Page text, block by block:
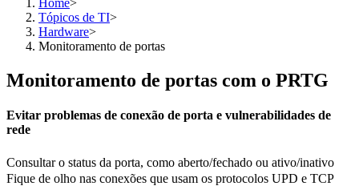
Home>
Tópicos de TI>
Hardware>
Monitoramento de portas
Monitoramento de portas com o PRTG
Evitar problemas de conexão de porta e vulnerabilidades de
rede
Consultar o status da porta, como aberto/fechado ou ativo/inativo
Fique de olho nas conexões que usam os protocolos UPD e TCP